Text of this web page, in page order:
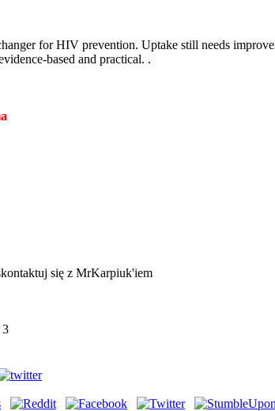
for HIV prevention. Uptake still needs
based and practical. .
się z MrKarpiuk'iem
3